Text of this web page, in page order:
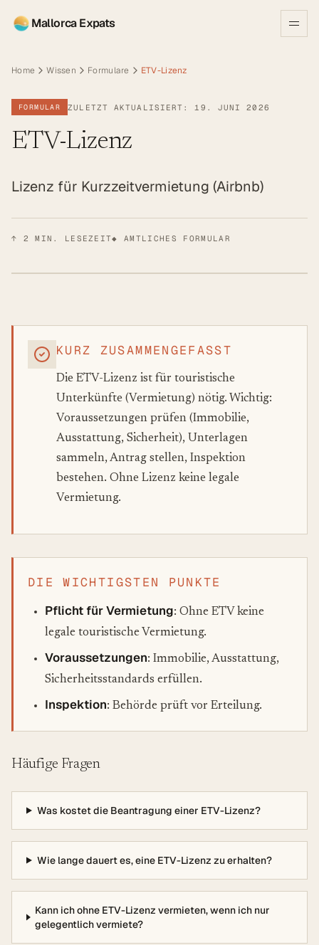
Mallorca Expats
Home Wissen Formulare ETV-Lizenz
FORMULAR ZULETZT AKTUALISIERT: 19. JUNI 2026
ETV-Lizenz
Lizenz für Kurzzeitvermietung (Airbnb)
↑ 2 MIN. LESEZEIT◆ AMTLICHES FORMULAR
KURZ ZUSAMMENGEFASST
Die ETV-Lizenz ist für touristische
Unterkünfte (Vermietung) nötig. Wichtig:
Voraussetzungen prüfen (Immobilie,
Ausstattung, Sicherheit), Unterlagen
sammeln, Antrag stellen, Inspektion
bestehen. Ohne Lizenz keine legale
Vermietung.
DIE WICHTIGSTEN PUNKTE
Pflicht für Vermietung: Ohne ETV keine
legale touristische Vermietung.
Voraussetzungen: Immobilie, Ausstattung,
Sicherheitsstandards erfüllen.
Inspektion: Behörde prüft vor Erteilung.
Häufige Fragen
Was kostet die Beantragung einer ETV-Lizenz?
Wie lange dauert es, eine ETV-Lizenz zu erhalten?
Kann ich ohne ETV-Lizenz vermieten, wenn ich nur
gelegentlich vermiete?